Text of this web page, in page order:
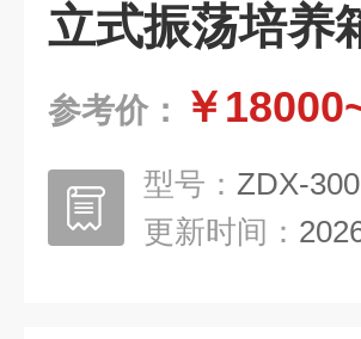
立式振荡培养
参考价： ￥
型号： ZDX-300
更新时间：